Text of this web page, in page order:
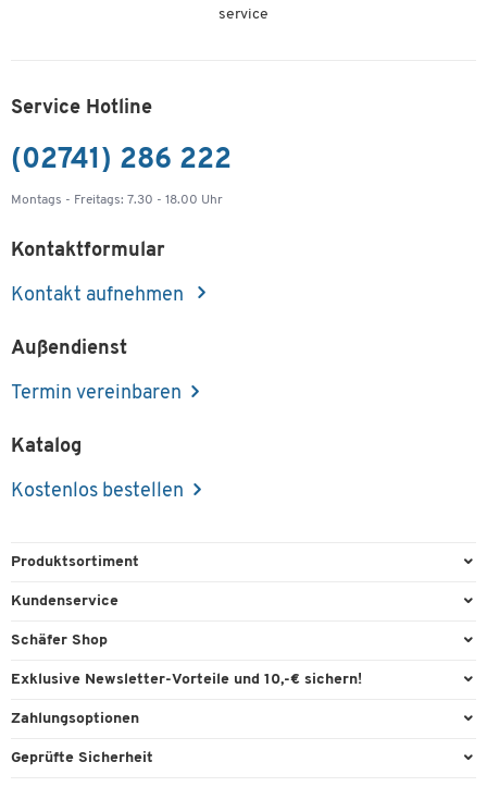
service
Service Hotline
(02741) 286 222
Montags - Freitags: 7.30 - 18.00 Uhr
Kontaktformular
Kontakt aufnehmen
Außendienst
Termin vereinbaren
Katalog
Kostenlos bestellen
Produktsortiment
Büroausstattung
Reinigung & Hygiene
Technik
Kundenservice
Direktbestellung
Kontaktformulare
Lieferinformationen
Schäfer Shop
Services & Leistungen
Workplace Solutions
Exklusive Newsletter-Vorteile und 10,-€ sichern!
Willkommensgutschein
Zahlungsoptionen
Paypal
Geprüfte Sicherheit